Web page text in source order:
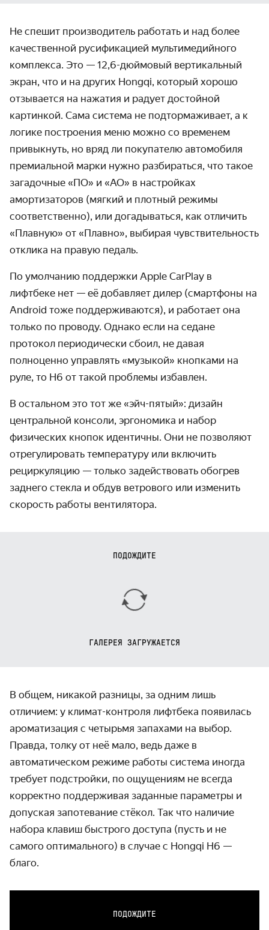
Не спешит производитель работать и над более
качественной русификацией мультимедийного
комплекса. Это — 12,6-дюймовый вертикальный
экран, что и на других Hongqi, который хорошо
отзывается на нажатия и радует достойной
картинкой. Сама система не подтормаживает, а к
логике построения меню можно со временем
привыкнуть, но вряд ли покупателю автомобиля
премиальной марки нужно разбираться, что такое
загадочные «ПО» и «АО» в настройках
амортизаторов (мягкий и плотный режимы
соответственно), или догадываться, как отличить
«Плавную» от «Плавно», выбирая чувствительность
отклика на правую педаль.
По умолчанию поддержки Apple CarPlay в
лифтбеке нет — её добавляет дилер (смартфоны на
Android тоже поддерживаются), и работает она
только по проводу. Однако если на седане
протокол периодически сбоил, не давая
полноценно управлять «музыкой» кнопками на
руле, то H6 от такой проблемы избавлен.
В остальном это тот же «эйч-пятый»: дизайн
центральной консоли, эргономика и набор
физических кнопок идентичны. Они не позволяют
отрегулировать температуру или включить
рециркуляцию — только задействовать обогрев
заднего стекла и обдув ветрового или изменить
скорость работы вентилятора.
ПОДОЖДИТЕ
ГАЛЕРЕЯ ЗАГРУЖАЕТСЯ
В общем, никакой разницы, за одним лишь
отличием: у климат-контроля лифтбека появилась
ароматизация с четырьмя запахами на выбор.
Правда, толку от неё мало, ведь даже в
автоматическом режиме работы система иногда
требует подстройки, по ощущениям не всегда
корректно поддерживая заданные параметры и
допуская запотевание стёкол. Так что наличие
набора клавиш быстрого доступа (пусть и не
самого оптимального) в случае с Hongqi H6 —
благо.
ПОДОЖДИТЕ